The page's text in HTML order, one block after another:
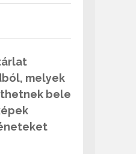
melyek
bele